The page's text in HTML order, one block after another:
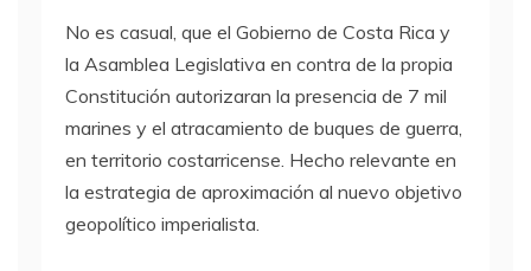
No es casual, que el Gobierno de Costa Rica y
la Asamblea Legislativa en contra de la propia
Constitución autorizaran la presencia de 7 mil
marines y el atracamiento de buques de guerra,
en territorio costarricense. Hecho relevante en
la estrategia de aproximación al nuevo objetivo
geopolítico imperialista.